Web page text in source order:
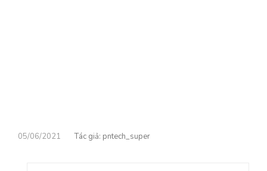
05/06/2021 pntech_super